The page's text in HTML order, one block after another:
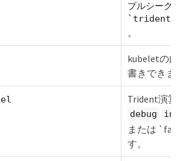
プルシーク
`trident-
。
kubeletの
書きできま
Trident演
debug
または
す。